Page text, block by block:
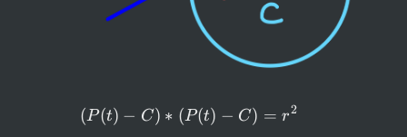
(P(t) - C) * (P(t) - C) = r^2
(P(t) − C) ∗ (P(t) − C) = r2